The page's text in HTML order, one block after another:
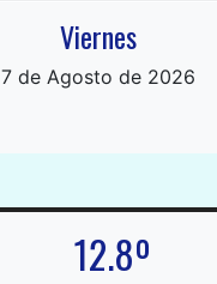
Viernes
7 de Agosto de 2026
12.8º